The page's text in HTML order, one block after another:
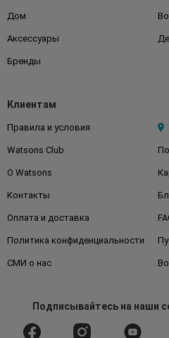
Дом
Аксессуары
Бренды
Клиентам
Правила и условия
Watsons Club
О Watsons
Контакты
Оплата и доставка
Политика конфиденциальности
СМИ о нас
Подписывайтесьна наши